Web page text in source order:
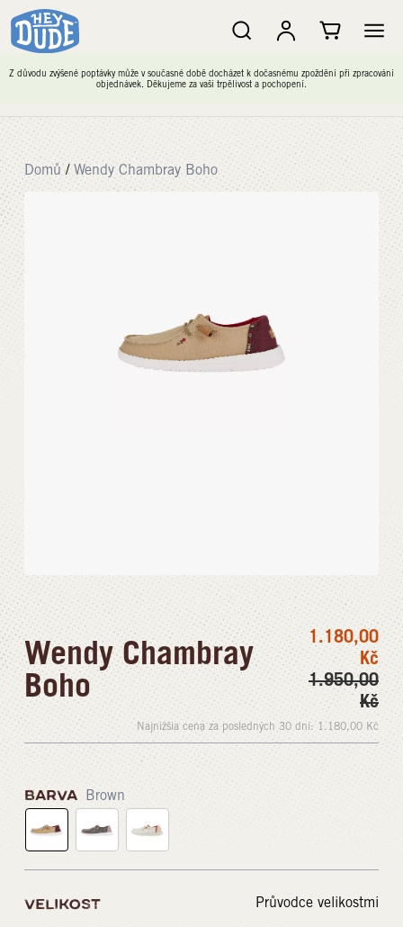
Z důvodu zvýšené poptávky může v současné době docházet k dočasnému zpoždění při zpracování
objednávek. Děkujeme za vaši trpělivost a pochopení.
Domů / Wendy Chambray Boho
Wendy Chambray
Boho
1.180,00
Kč
1.950,00
Kč
Najnižšia cena za posledných 30 dní: 1.180,00 Kč
BARVA Brown
VELIKOST Průvodce velikostmi